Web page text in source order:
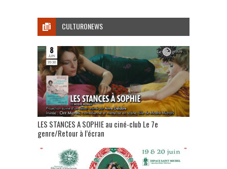
CULTURONEWS
LES STANCES A SOPHIE au ciné-club Le 7e
genre/Retour à l’écran